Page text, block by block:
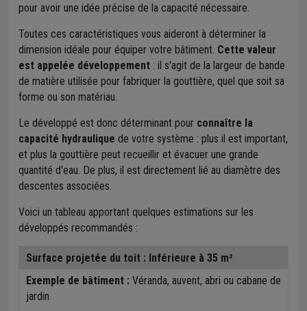
pour avoir une idée précise de la capacité nécessaire.
Toutes ces caractéristiques vous aideront à déterminer la
dimension idéale pour équiper votre bâtiment. Cette valeur
est appelée développement : il s'agit de la largeur de bande
de matière utilisée pour fabriquer la gouttière, quel que soit sa
forme ou son matériau.
Le développé est donc déterminant pour connaître la
capacité hydraulique de votre système : plus il est important,
et plus la gouttière peut recueillir et évacuer une grande
quantité d'eau. De plus, il est directement lié au diamètre des
descentes associées.
Voici un tableau apportant quelques estimations sur les
développés recommandés :
Surface projetée du toit : Inférieure à 35 m²
Exemple de bâtiment : Véranda, auvent, abri ou cabane de
jardin